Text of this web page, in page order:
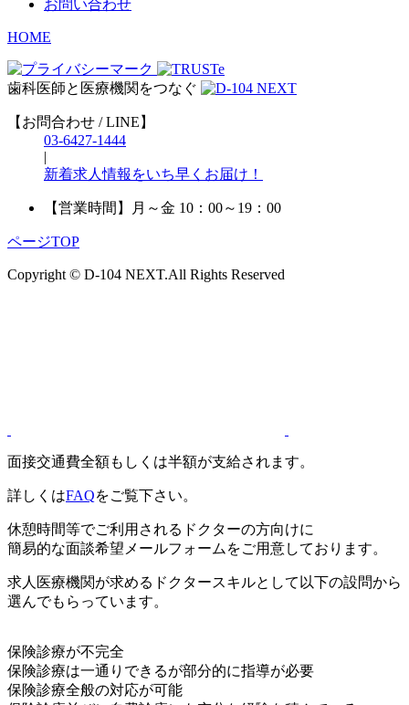
お問い合わせ
HOME
歯科医師と医療機関をつなぐ
【お問合わせ / LINE】
03-6427-1444
|
新着求人情報をいち早くお届け！
【営業時間】 月～金 10：00～19：00
ページTOP
Copyright © D-104 NEXT.All Rights Reserved
面接交通費全額もしくは半額が支給されます。
詳しくはFAQをご覧下さい。
休憩時間等でご利用されるドクターの方向けに
簡易的な面談希望メールフォームをご用意しております。
求人医療機関が求めるドクタースキルとして以下の設問から
選んでもらっています。
保険診療が不完全
保険診療は一通りできるが部分的に指導が必要
保険診療全般の対応が可能